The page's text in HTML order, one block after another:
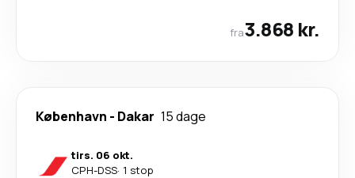
fra3.868 kr.
København - Dakar 15 dage
tirs. 06 okt.
CPH-DSS· 1 stop